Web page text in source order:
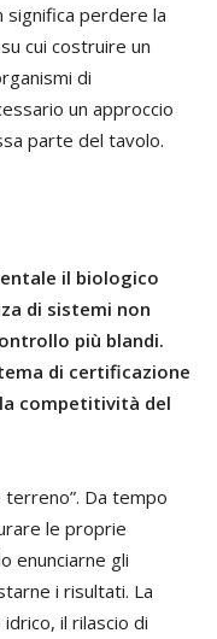
significa perdere la
cui costruire un
di
un approccio
parte del tavolo.
il biologico
di sistemi non
più blandi.
di certificazione
competitività del
terreno”. Da tempo
le proprie
enunciarne gli
i risultati. La
il rilascio di